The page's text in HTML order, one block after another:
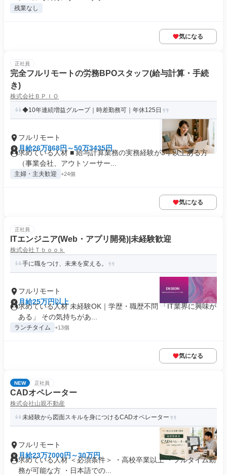
残業なし
気になる
正社員
完全フルリモートの労務BPOスタッフ(給与計算・手続
き)
株式会社ＢＰＩＯ
◆10年連続増益グループ｜時差勤務可｜年休125日
フルリモート
月給26万868円～50万3435円
求めている人材 ■ 給与計算業務の実務経験が3年以上ある方
（事業会社、アウトソーサー...
主婦・主夫歓迎 +24個
気になる
正社員
ITエンジニア(Web・アプリ開発)|未経験歓迎
株式会社Ｔｂｏｏｋ
手に職をつけ、未来を変える。
フルリモート
月給25万円以上
求めている人材 未経験OK｜学歴・職歴不問 「IT業界に興味が
ある」 その気持ちがあ...
ランチタイム +13個
気になる
NEW 正社員
CADオペレーター
株式会社山親不動産
未経験から図面スキルを身につけるCADオペレーター
フルリモート
月給23万7000円～30万円
求めている人材 ＜必須条件＞ ・高校卒業以上 ・フルタイム勤
務が可能な方 ・日本語での...